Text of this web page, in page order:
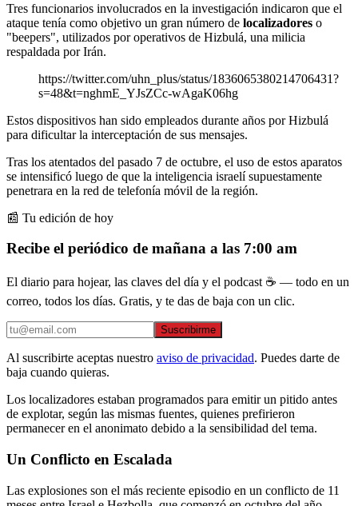
Tres funcionarios involucrados en la investigación indicaron que el
ataque tenía como objetivo un gran número de localizadores o
"beepers", utilizados por operativos de Hizbulá, una milicia
respaldada por Irán.
https://twitter.com/uhn_plus/status/1836065380214706431?
s=48&t=nghmE_YJsZCc-wAgaK06hg
Estos dispositivos han sido empleados durante años por Hizbulá
para dificultar la interceptación de sus mensajes.
Tras los atentados del pasado 7 de octubre, el uso de estos aparatos
se intensificó luego de que la inteligencia israelí supuestamente
penetrara en la red de telefonía móvil de la región.
📰 Tu edición de hoy
Recibe el periódico de mañana a las 7:00 am
El diario para hojear, las claves del día y el podcast ☕ — todo en un
correo, todos los días. Gratis, y te das de baja con un clic.
Suscribirme
Al suscribirte aceptas nuestro aviso de privacidad. Puedes darte de
baja cuando quieras.
Los localizadores estaban programados para emitir un pitido antes
de explotar, según las mismas fuentes, quienes prefirieron
permanecer en el anonimato debido a la sensibilidad del tema.
Un Conflicto en Escalada
Las explosiones son el más reciente episodio en un conflicto de 11